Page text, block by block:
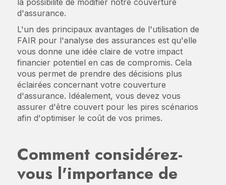
la possibilité de modifier notre couverture
d'assurance.
L'un des principaux avantages de l'utilisation de
FAIR pour l'analyse des assurances est qu'elle
vous donne une idée claire de votre impact
financier potentiel en cas de compromis. Cela
vous permet de prendre des décisions plus
éclairées concernant votre couverture
d'assurance. Idéalement, vous devez vous
assurer d'être couvert pour les pires scénarios
afin d'optimiser le coût de vos primes.
Comment considérez-
vous l'importance de